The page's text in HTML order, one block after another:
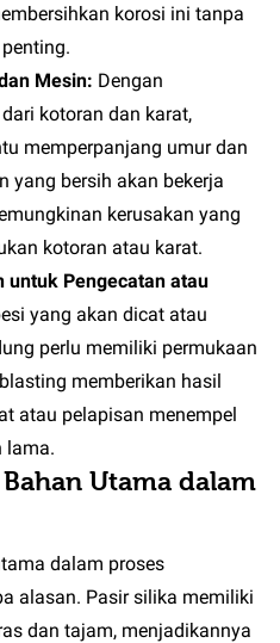
korosi ini tanpa
Mesin: Dengan
kotoran dan karat,
memperpanjang umur dan
yang bersih akan bekerja
kerusakan yang
kotoran atau karat.
untuk Pengecatan atau
yang akan dicat atau
perlu memiliki permukaan
memberikan hasil
atau pelapisan menempel
lama.
Utama dalam
dalam proses
alasan. Pasir silika memiliki
dan tajam, menjadikannya